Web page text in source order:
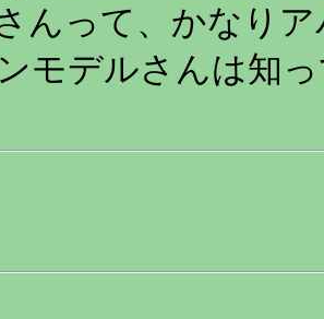
んって、かなり
モデルさんは知